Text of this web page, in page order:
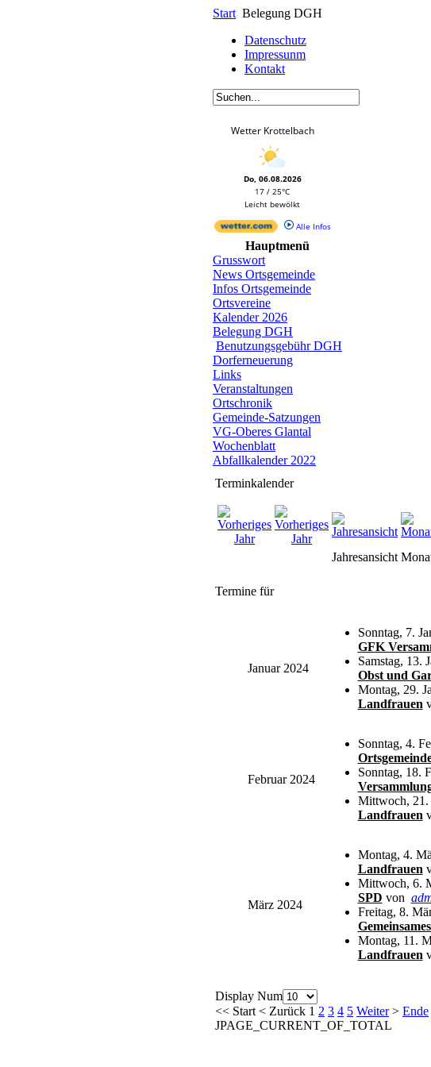
Start Belegung DGH
Datenschutz
Impressunm
Kontakt
Wetter Krottelbach
Do, 06.08.2026
17 / 25°C
Leicht bewölkt
Alle Infos
Hauptmenü
Grusswort
News Ortsgemeinde
Infos Ortsgemeinde
Ortsvereine
Kalender 2026
Belegung DGH
Benutzungsgebühr DGH
Dorferneuerung
Links
Veranstaltungen
Ortschronik
Gemeinde-Satzungen
VG-Oberes Glantal
Wochenblatt
Abfallkalender 2022
Terminkalender
Jahresansicht
Termine für
Januar 2024
Sonntag, 7.
GFK
Samstag, 13.
Obst und
Montag, 29.
Landfrauen
Februar 2024
Sonntag, 4.
Sonntag, 18.
Mittwoch, 21.
Landfrauen
März 2024
Montag, 4.
Landfrauen
Mittwoch, 6.
SPD von
Freitag, 8.
Montag, 11.
Landfrauen
Display Num
<< Start < Zurück 1 2 3 4 5 Weiter> Ende
JPAGE_CURRENT_OF_TOTAL